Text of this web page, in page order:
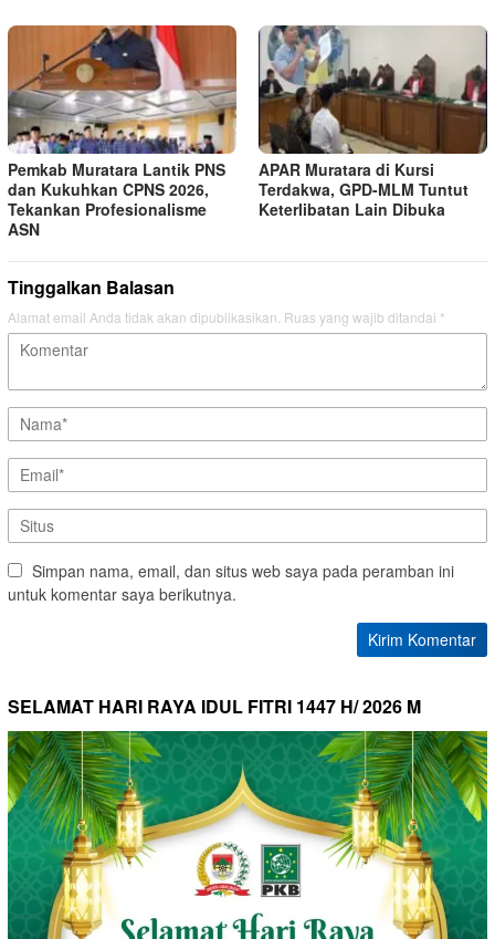
Pemkab Muratara Lantik PNS
dan Kukuhkan CPNS 2026,
Tekankan Profesionalisme
ASN
APAR Muratara di Kursi
Terdakwa, GPD-MLM Tuntut
Keterlibatan Lain Dibuka
Tinggalkan Balasan
Alamat email Anda tidak akan dipublikasikan. Ruas yang wajib ditandai *
Simpan nama, email, dan situs web saya pada peramban ini
untuk komentar saya berikutnya.
SELAMAT HARI RAYA IDUL FITRI 1447 H/ 2026 M